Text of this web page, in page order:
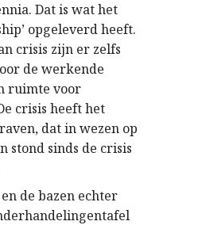
Dat is wat het
opgeleverd heeft.
crisis zijn er zelfs
de werkende
ruimte voor
crisis heeft het
dat in wezen op
stond sinds de crisis
de bazen echter